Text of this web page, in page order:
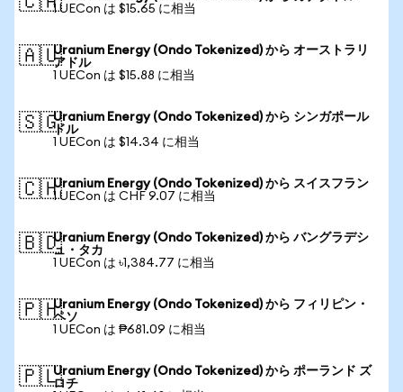
1 UECon は $15.65 に相当
🇦🇺Uranium Energy (Ondo Tokenized) から オーストラリ
アドル
1 UECon は $15.88 に相当
🇸🇬Uranium Energy (Ondo Tokenized) から シンガポール
ドル
1 UECon は $14.34 に相当
🇨🇭Uranium Energy (Ondo Tokenized) から スイスフラン
1 UECon は CHF 9.07 に相当
🇧🇩Uranium Energy (Ondo Tokenized) から バングラデシ
ュ・タカ
1 UECon は ৳1,384.77 に相当
🇵🇭Uranium Energy (Ondo Tokenized) から フィリピン・
ペソ
1 UECon は ₱681.09 に相当
🇵🇱Uranium Energy (Ondo Tokenized) から ポーランド ズ
ロチ